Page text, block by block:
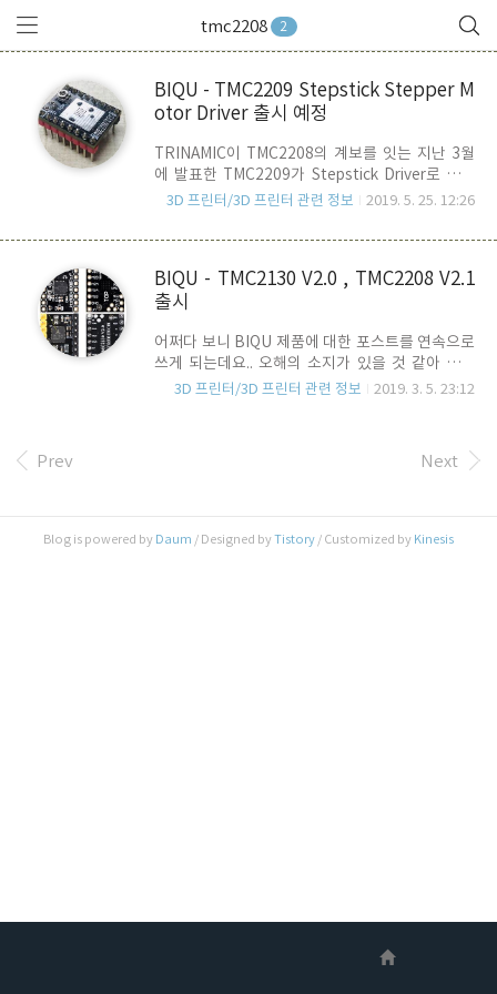
tmc2208 2
BIQU - TMC2209 Stepstick Stepper M
otor Driver 출시 예정
TRINAMIC이 TMC2208의 계보를 잇는 지난 3월
에 발표한 TMC2209가 Stepstick Driver로 출시
될 예정 입니다. 첫 주자는 BIQU가 될 것 같네요. 아
할 것으로 보여 집니다. TMC2209는 이름에서 알
다. UART Interface를 사용하고 있으며, 최대
Motor Current를 2A RMS까지 지원할 수 있고,
은 IC라고 볼 수 있는데요, TMC2208의
MicroPlayer, SpreedCycle, SthealthChop2 에
TMC2130의 CoolStep, short ditection,
3D 프린터/3D 프린터 관련 정보 2019. 5. 25. 12:26
BIQU - TMC2130 V2.0 , TMC2208 V2.1
출시
어쩌다 보니 BIQU 제품에 대한 포스트를 연속으로
쓰게 되는데요.. 오해의 소지가 있을 것 같아 우선
말씀드리면, 저는 개인적으로 BIQU와 아무런 관련
름 가성비가 좋기 때문입니다. 현재
AE(Aliexpress)에서 구매가능한 Driver는
차이가 있습니다. 경쟁때문이기도 하고, 부품의 단
가차이일 수도 있고, 일부 드라이버들은 설정기능
3D 프린터/3D 프린터 관련 정보 2019. 3. 5. 23:12
Prev Next
Blog is powered by Daum / Designed byTistory / Customized by Kinesis